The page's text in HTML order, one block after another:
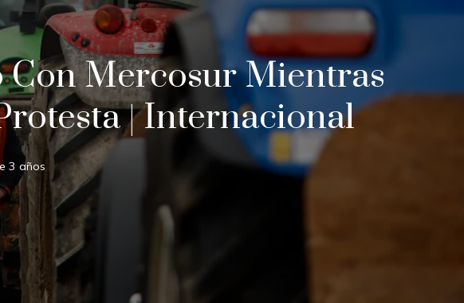
Mercosur Mientras
| Internacional
3 años